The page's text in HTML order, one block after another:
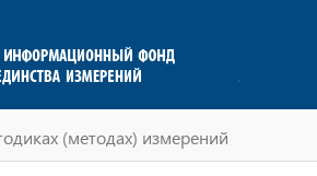
(методах) измерений